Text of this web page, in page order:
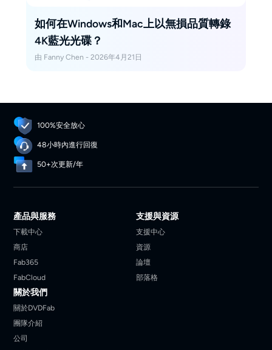
如何在Windows和Mac上以無損品質轉錄
4K藍光光碟？
由 Fanny Chen - 2026年4月21日
100%安全放心
48小時內進行回復
50+次更新/年
產品與服務
下載中心
商店
Fab365
FabCloud
支援與資源
支援中心
資源
論壇
部落格
關於我們
關於DVDFab
團隊介紹
公司